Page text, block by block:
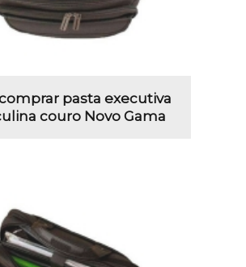
pasta executiva
couro Novo Gama